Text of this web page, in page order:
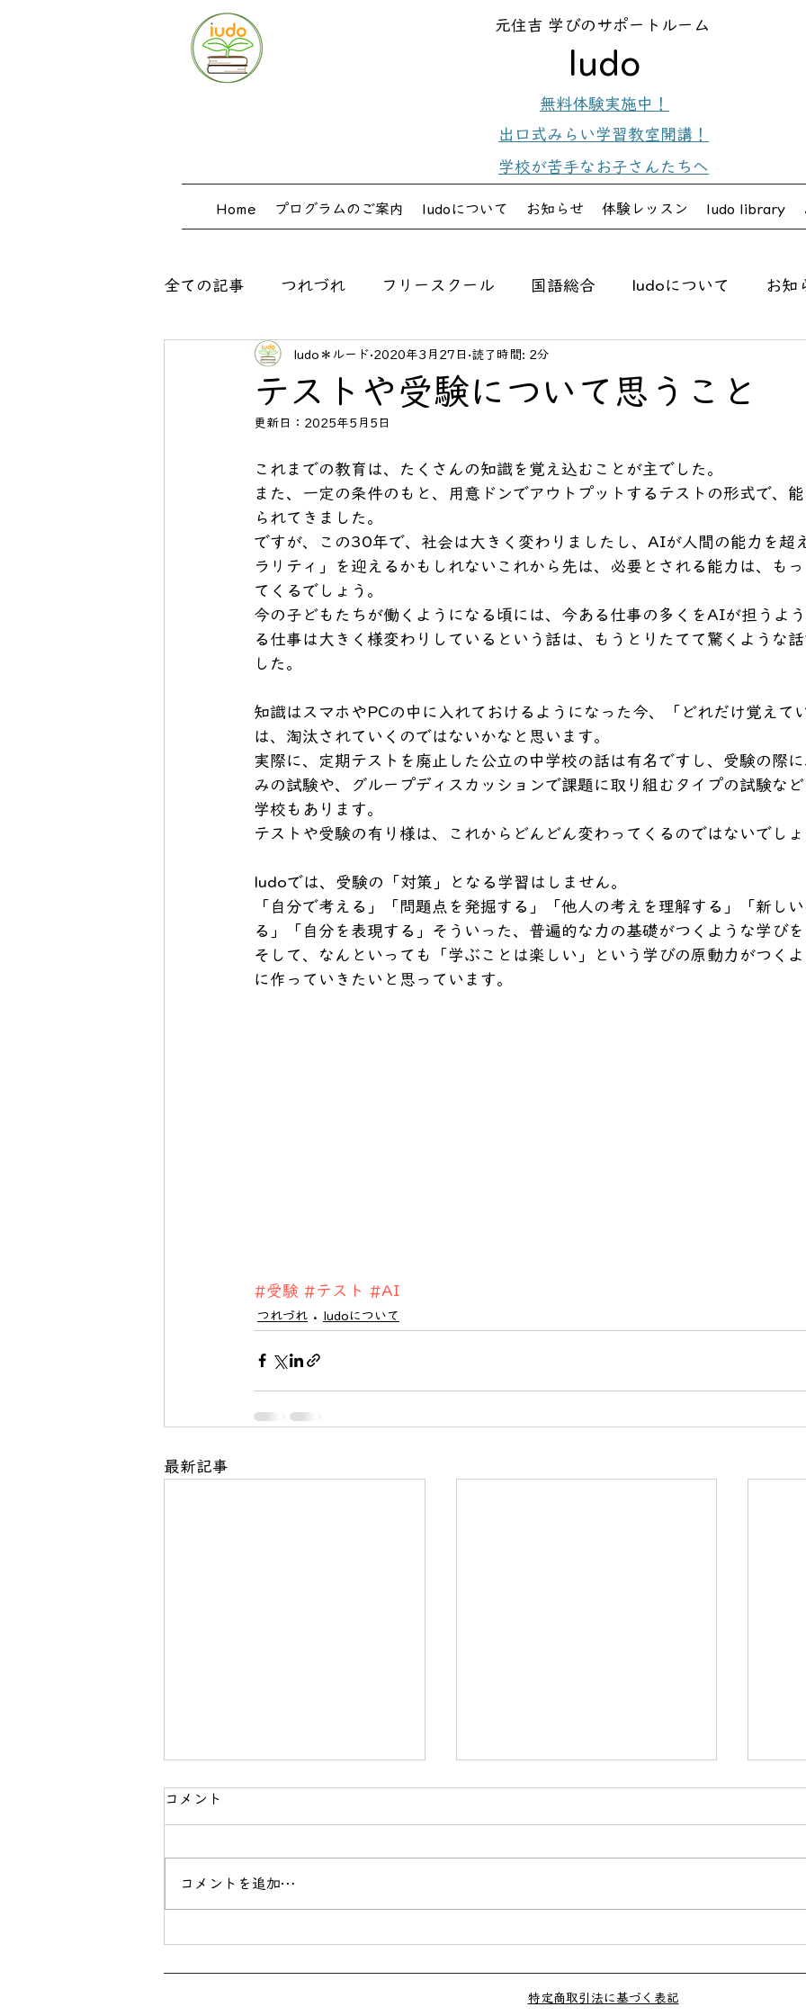
元住吉 学びのサポートルーム
ludo
無料体験実施中！
出口式みらい学習教室開講！
学校が苦手なお子さんたちへ
Home プログラムのご案内 ludoについて お知らせ 体験レッスン ludo library
全ての記事 つれづれ フリースクール 国語総合 ludoについて お知
出口式みらい学習教室 ジョリーフォニックス
テストや受験について思うこと
ludo＊ルード 2020年3月27日 読了時間: 2分
更新日： 2025年5月5日
これまでの教育は、たくさんの知識を覚え込むことが主でした。
また、一定の条件のもと、用意ドンでアウトプットするテストの形式で、
られてきました。
ですが、この30年で、社会は大きく変わりましたし、AIが人間の能力を超
ラリティ」を迎えるかもしれないこれから先は、必要とされる能力は、も
てくるでしょう。
今の子どもたちが働くようになる頃には、今ある仕事の多くをAIが担うよ
る仕事は大きく様変わりしているという話は、もうとりたてて驚くような
した。
知識はスマホやPCの中に入れておけるようになった今、「どれだけ覚えて
は、淘汰されていくのではないかなと思います。
実際に、定期テストを廃止した公立の中学校の話は有名ですし、受験の際
みの試験や、グループディスカッションで課題に取り組むタイプの試験な
学校もあります。
テストや受験の有り様は、これからどんどん変わってくるのではないでしょ
ludoでは、受験の「対策」となる学習はしません。
「自分で考える」「問題点を発掘する」「他人の考えを理解する」「新し
る」「自分を表現する」そういった、普遍的な力の基礎がつくような学びを
そして、なんといっても「学ぶことは楽しい」という学びの原動力がつく
に作っていきたいと思っています。
#受験 #テスト #AI
つれづれ ludoについて
最新記事
2022年4月からのスケジュー
ル
プロ
（
コメント
コメントを追加…
特定商取引法に基づく表記